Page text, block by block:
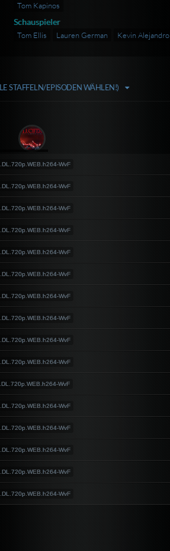
Tom Kapinos
Schauspieler
Tom Ellis Lauren German Kevin Alejandro
STAFFELN/EPISODEN WÄHLEN!)
WvF
WvF
WvF
WvF
WvF
WvF
WvF
WvF
WvF
WvF
WvF
WvF
WvF
WvF
WvF
WvF